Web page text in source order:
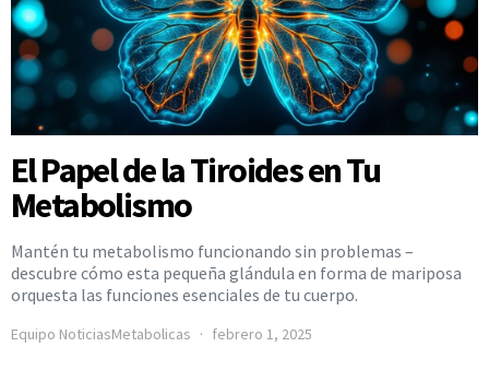
El Papel de la Tiroides en Tu
Metabolismo
Mantén tu metabolismo funcionando sin problemas –
descubre cómo esta pequeña glándula en forma de mariposa
orquesta las funciones esenciales de tu cuerpo.
Equipo NoticiasMetabolicas febrero 1, 2025